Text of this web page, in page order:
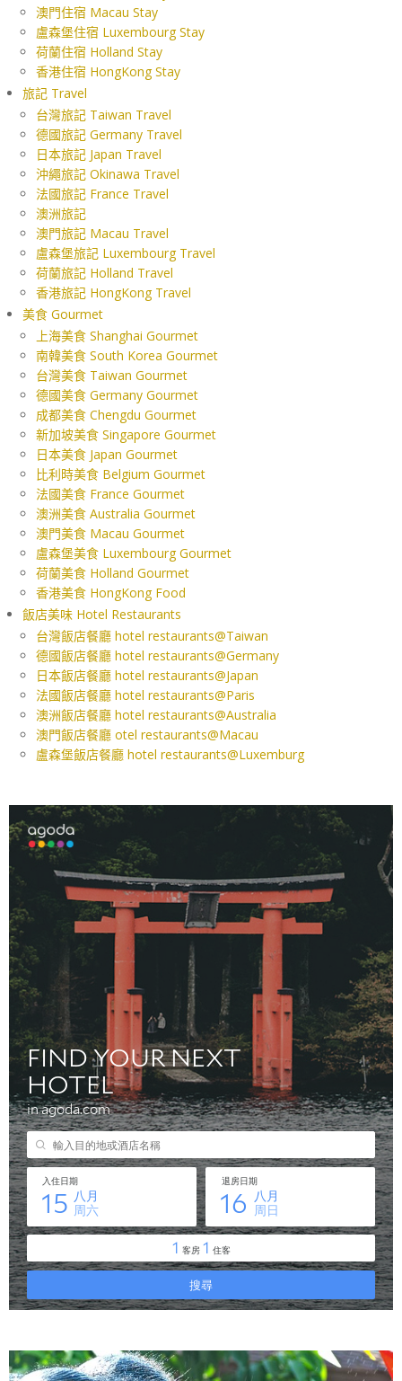
澳門住宿 Macau Stay
盧森堡住宿 Luxembourg Stay
荷蘭住宿 Holland Stay
香港住宿 HongKong Stay
旅記 Travel
台灣旅記 Taiwan Travel
德國旅記 Germany Travel
日本旅記 Japan Travel
沖繩旅記 Okinawa Travel
法國旅記 France Travel
澳洲旅記
澳門旅記 Macau Travel
盧森堡旅記 Luxembourg Travel
荷蘭旅記 Holland Travel
香港旅記 HongKong Travel
美食 Gourmet
上海美食 Shanghai Gourmet
南韓美食 South Korea Gourmet
台灣美食 Taiwan Gourmet
德國美食 Germany Gourmet
成都美食 Chengdu Gourmet
新加坡美食 Singapore Gourmet
日本美食 Japan Gourmet
比利時美食 Belgium Gourmet
法國美食 France Gourmet
澳洲美食 Australia Gourmet
澳門美食 Macau Gourmet
盧森堡美食 Luxembourg Gourmet
荷蘭美食 Holland Gourmet
香港美食 HongKong Food
飯店美味 Hotel Restaurants
台灣飯店餐廳 hotel restaurants@Taiwan
德國飯店餐廳 hotel restaurants@Germany
日本飯店餐廳 hotel restaurants@Japan
法國飯店餐廳 hotel restaurants@Paris
澳洲飯店餐廳 hotel restaurants@Australia
澳門飯店餐廳 otel restaurants@Macau
盧森堡飯店餐廳 hotel restaurants@Luxemburg